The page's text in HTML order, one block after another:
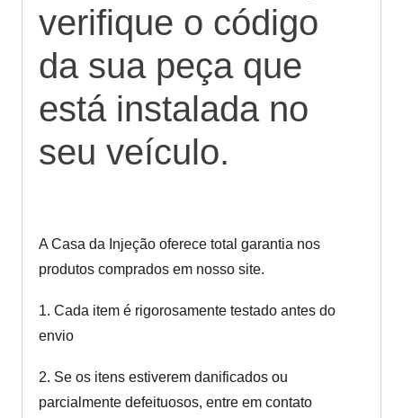
verifique o código
da sua peça que
está instalada no
seu veículo.
A Casa da Injeção oferece total garantia nos
produtos comprados em nosso site.
1. Cada item é rigorosamente testado antes do
envio
2. Se os itens estiverem danificados ou
parcialmente defeituosos, entre em contato